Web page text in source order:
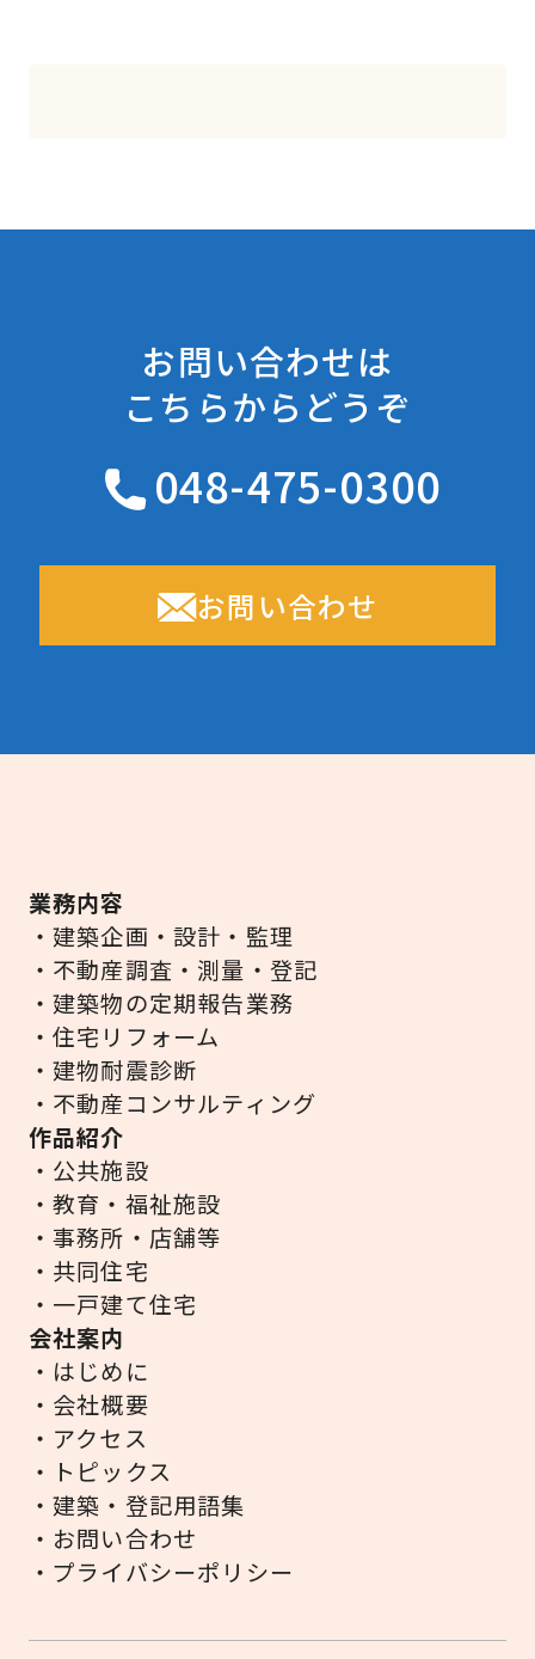
お問い合わせは
こちらからどうぞ
048-475-0300
お問い合わせ
業務内容
・建築企画・設計・監理
・不動産調査・測量・登記
・建築物の定期報告業務
・住宅リフォーム
・建物耐震診断
・不動産コンサルティング
作品紹介
・公共施設
・教育・福祉施設
・事務所・店舗等
・共同住宅
・一戸建て住宅
会社案内
・はじめに
・会社概要
・アクセス
・トピックス
・建築・登記用語集
・お問い合わせ
・プライバシーポリシー